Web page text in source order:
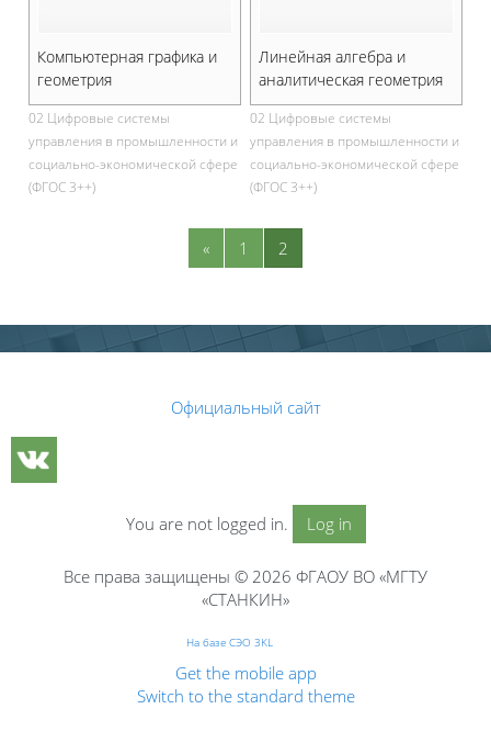
Компьютерная графика и
геометрия
02 Цифровые системы
управления в промышленности и
социально-экономической сфере
(ФГОС 3++)
Линейная алгебра и
аналитическая геометрия
02 Цифровые системы
управления в промышленности и
социально-экономической сфере
(ФГОС 3++)
«Previous page
1 Page 1
2
Blocks
Официальный сайт
You are not logged in. Log in
Все права защищены © 2026 ФГАОУ ВО «МГТУ
«СТАНКИН»
На базе СЭО 3KL
Get the mobile app
Switch to the standard theme